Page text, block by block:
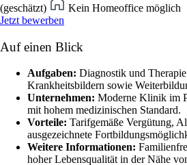
(geschätzt)
Kein Homeoffice möglich
Jetzt bewerben
Auf einen Blick
Aufgaben: Diagnostik und
Krankheitsbildern sowie
Unternehmen: Moderne Klinik im
mit hohem medizinischen Standard.
Vorteile: Tarifgemäße Vergütung,
ausgezeichnete
Weitere Informationen:
hoher Lebensqualität in der Nähe